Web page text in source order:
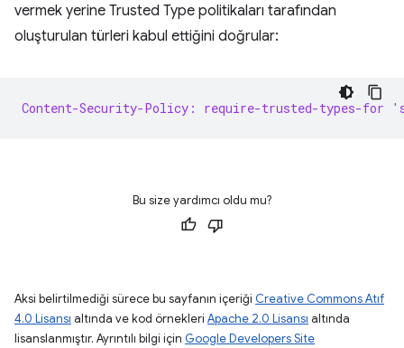
vermek yerine Trusted Type politikaları tarafından
oluşturulan türleri kabul ettiğini doğrular:
Content-Security-Policy: require-trusted-types-
Bu size yardımcı oldu mu?
Aksi belirtilmediği sürece bu sayfanın içeriği Creative Commons Atıf
4.0 Lisansı altında ve kod örnekleri Apache 2.0 Lisansı altında
lisanslanmıştır. Ayrıntılı bilgi için Google Developers Site